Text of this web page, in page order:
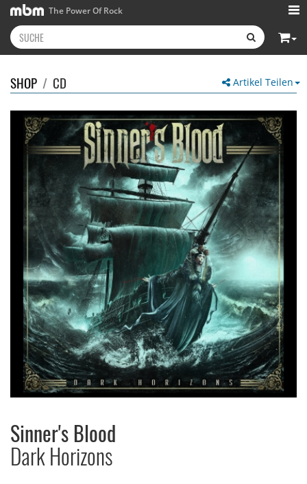
The Power Of Rock
Artikel Teilen
SHOP / CD
Sinner's Blood
Dark Horizons